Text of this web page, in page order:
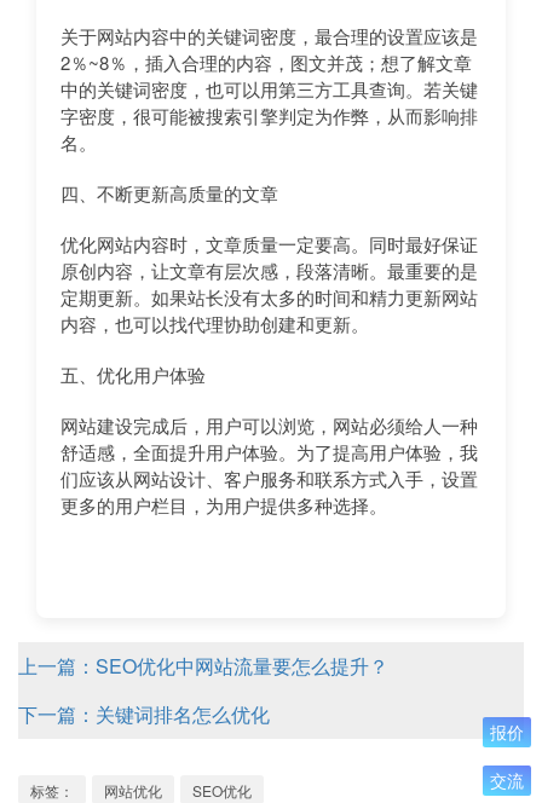
关于网站内容中的关键词密度，最合理的设置应该是
2％~8％，插入合理的内容，图文并茂；想了解文章
中的关键词密度，也可以用第三方工具查询。若关键
字密度，很可能被搜索引擎判定为作弊，从而影响排
名。
四、不断更新高质量的文章
优化网站内容时，文章质量一定要高。同时最好保证
原创内容，让文章有层次感，段落清晰。最重要的是
定期更新。如果站长没有太多的时间和精力更新网站
内容，也可以找代理协助创建和更新。
五、优化用户体验
网站建设完成后，用户可以浏览，网站必须给人一种
舒适感，全面提升用户体验。为了提高用户体验，我
们应该从网站设计、客户服务和联系方式入手，设置
更多的用户栏目，为用户提供多种选择。
上一篇：SEO优化中网站流量要怎么提升？
下一篇：关键词排名怎么优化
标签： 网站优化 SEO优化
报价
交流